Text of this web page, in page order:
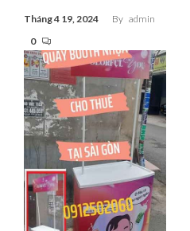
Tháng 4 19, 2024 By admin
0